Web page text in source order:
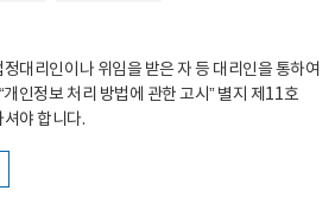
대리인이나 위임을 받은 자 등 대리인을 통하여
인정보 처리 방법에 관한 고시” 별지 제11호
야 합니다.